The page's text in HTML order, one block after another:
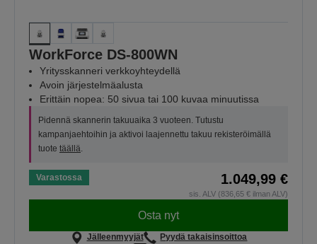
WorkForce DS-800WN
Yritysskanneri verkkoyhteydellä
Avoin järjestelmäalusta
Erittäin nopea: 50 sivua tai 100 kuvaa minuutissa
Pidennä skannerin takuuaika 3 vuoteen. Tutustu
kampanjaehtoihin ja aktivoi laajennettu takuu rekisteröimällä
tuote täällä.
Varastossa 1.049,99 €
sis. ALV (836,65 € ilman ALV)
Osta nyt
Jälleenmyyjät
Pyydä takaisinsoittoa